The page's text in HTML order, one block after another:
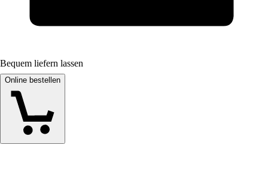
Bequem liefern lassen
Online bestellen